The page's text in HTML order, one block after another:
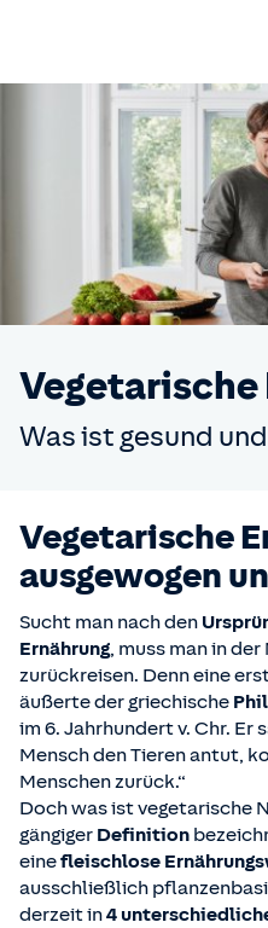
Vegetarische
Was ist gesund
Vegetarische
ausgewogen
Sucht man nach den
Ernährung, muss man in
zurückreisen. Denn eine
äußerte der griechische
im 6. Jahrhundert v. Chr. Er
Mensch den Tieren antut,
Menschen zurück.“
Doch was ist vegetarische
gängiger Definition
einefleischlose
ausschließlich
derzeit in4